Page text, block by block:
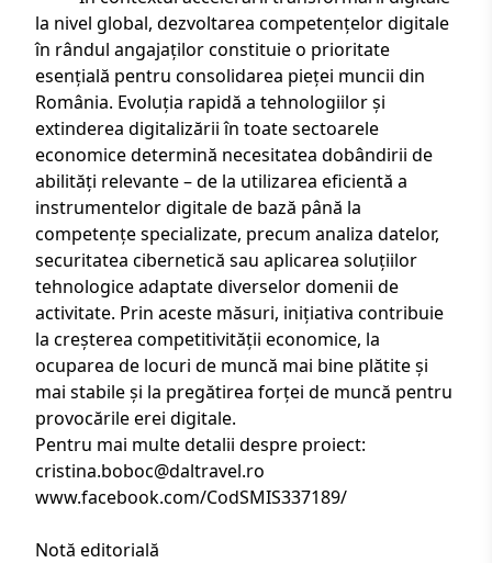
la nivel global, dezvoltarea competențelor digitale
în rândul angajaților constituie o prioritate
esențială pentru consolidarea pieței muncii din
România. Evoluția rapidă a tehnologiilor și
extinderea digitalizării în toate sectoarele
economice determină necesitatea dobândirii de
abilități relevante – de la utilizarea eficientă a
instrumentelor digitale de bază până la
competențe specializate, precum analiza datelor,
securitatea cibernetică sau aplicarea soluțiilor
tehnologice adaptate diverselor domenii de
activitate. Prin aceste măsuri, inițiativa contribuie
la creșterea competitivității economice, la
ocuparea de locuri de muncă mai bine plătite și
mai stabile și la pregătirea forței de muncă pentru
provocările erei digitale.
Pentru mai multe detalii despre proiect:
cristina.boboc@daltravel.ro
www.facebook.com/CodSMIS337189/
Notă editorială